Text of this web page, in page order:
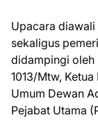
Upacara
sekaligus
didampingi oleh
1013/Mtw,
Umum Dewan
Pejabat Utama